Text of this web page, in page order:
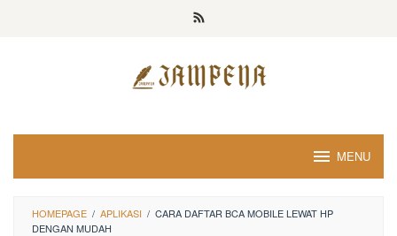
MENU
HOMEPAGE / APLIKASI / CARA DAFTAR BCA MOBILE LEWAT HP
DENGAN MUDAH